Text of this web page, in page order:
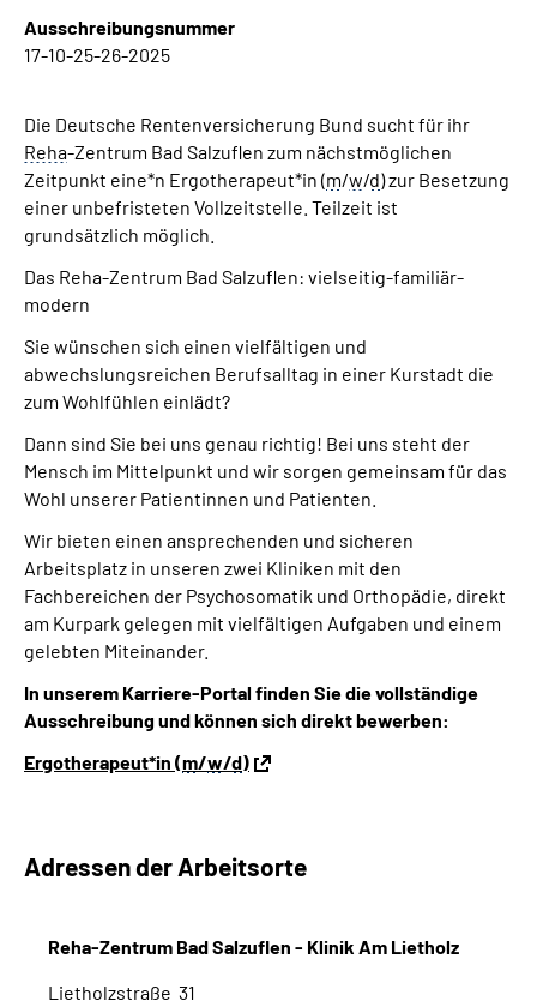
Mein Kundenportal
Ausschreibungsnummer
17-10-25-26-2025
Die Deutsche Rentenversicherung Bund sucht für ihr
Reha-Zentrum Bad Salzuflen zum nächstmöglichen
Zeitpunkt eine*n Ergotherapeut*in (m/w/d) zur Besetzung
einer unbefristeten Vollzeitstelle. Teilzeit ist
grundsätzlich möglich.
Das Reha-Zentrum Bad Salzuflen: vielseitig-familiär-
modern
Sie wünschen sich einen vielfältigen und
abwechslungsreichen Berufsalltag in einer Kurstadt die
zum Wohlfühlen einlädt?
Dann sind Sie bei uns genau richtig! Bei uns steht der
Mensch im Mittelpunkt und wir sorgen gemeinsam für das
Wohl unserer Patientinnen und Patienten.
Wir bieten einen ansprechenden und sicheren
Arbeitsplatz in unseren zwei Kliniken mit den
Fachbereichen der Psychosomatik und Orthopädie, direkt
am Kurpark gelegen mit vielfältigen Aufgaben und einem
gelebten Miteinander.
In unserem Karriere-Portal finden Sie die vollständige
Ausschreibung und können sich direkt bewerben:
Ergotherapeut*in (m/w/d)
Adressen der Arbeitsorte
Reha-Zentrum Bad Salzuflen - Klinik Am Lietholz
Lietholzstraße 31